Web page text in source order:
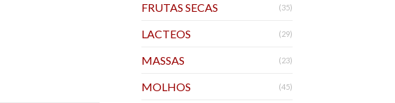
FRUTAS SECAS (35)
LACTEOS (29)
MASSAS (23)
MOLHOS (45)